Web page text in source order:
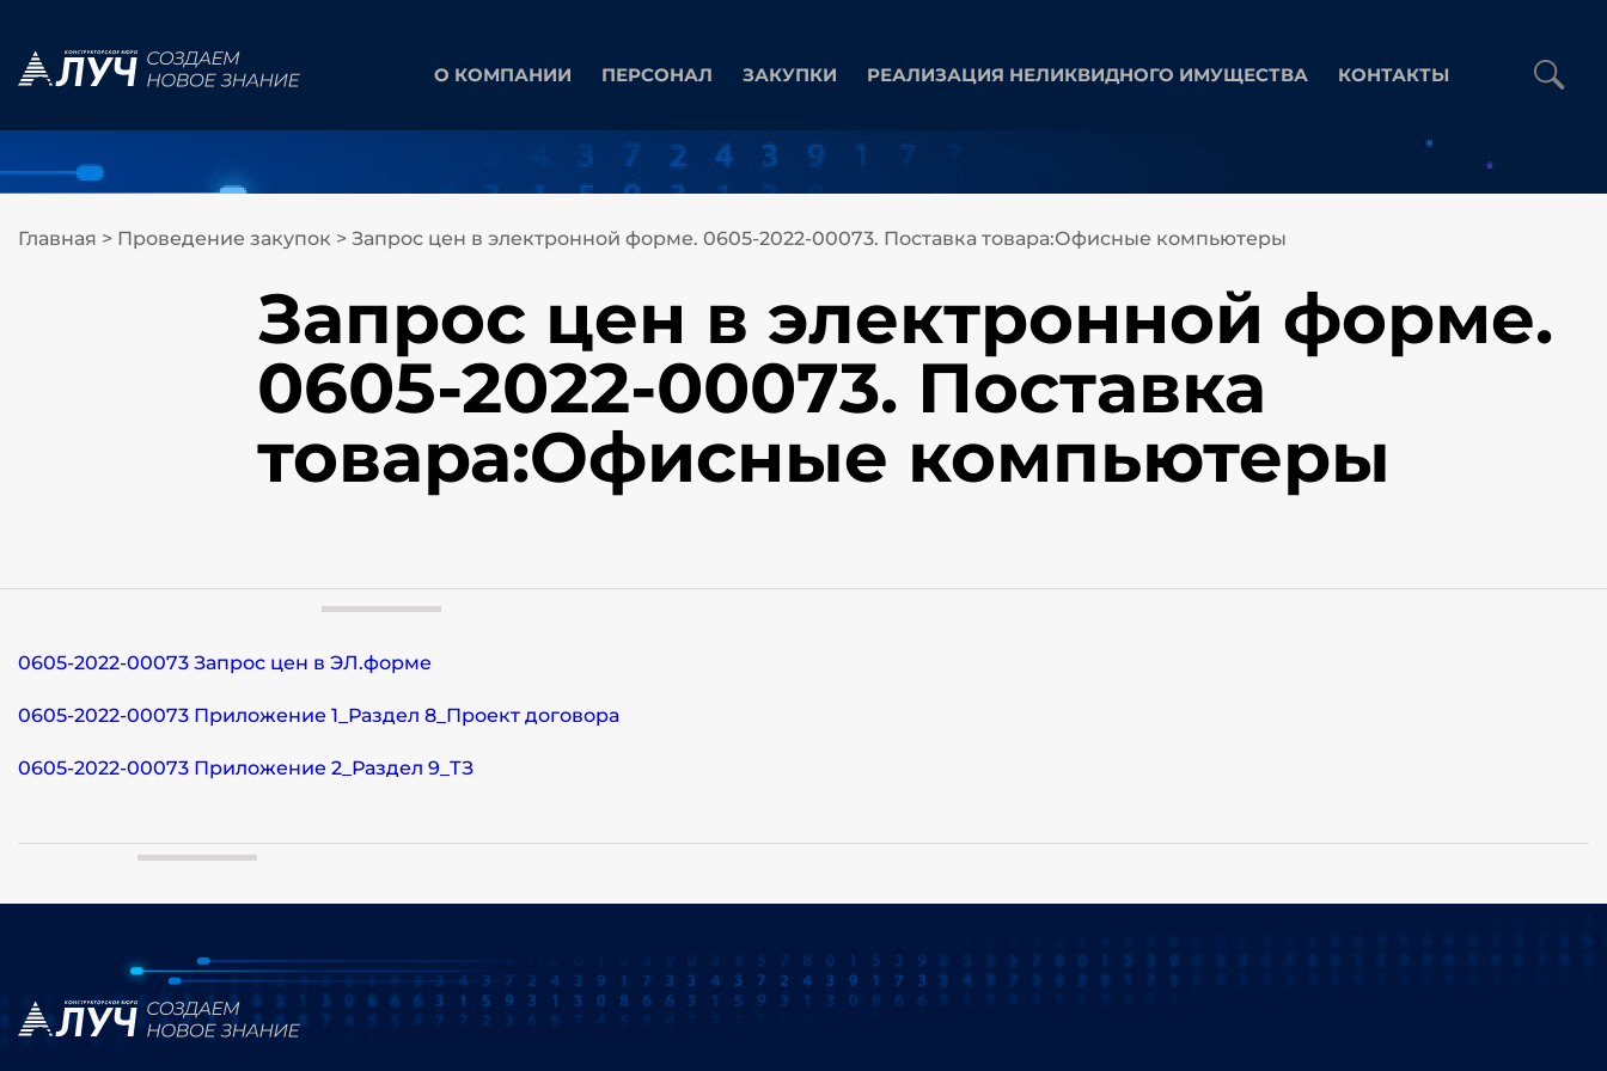
О КОМПАНИИ ПЕРСОНАЛ ЗАКУПКИ РЕАЛИЗАЦИЯ НЕЛИКВИДНОГО ИМУЩЕСТВА КОНТАКТЫ
Главная > Проведение закупок > Запрос цен в электронной форме. 0605-2022-00073. Поставка товара:Офисные компьютеры
Запрос цен в электронной форме.
0605-2022-00073. Поставка
товара:Офисные компьютеры
0605-2022-00073 Запрос цен в ЭЛ.форме
0605-2022-00073 Приложение 1_Раздел 8_Проект договора
0605-2022-00073 Приложение 2_Раздел 9_ТЗ